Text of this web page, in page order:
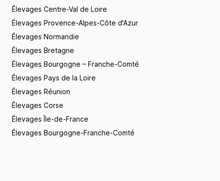
Élevages Centre-Val de Loire
Élevages Provence-Alpes-Côte d'Azur
Élevages Normandie
Élevages Bretagne
Élevages Bourgogne – Franche-Comté
Élevages Pays de la Loire
Élevages Réunion
Élevages Corse
Élevages Île-de-France
Élevages Bourgogne-Franche-Comté